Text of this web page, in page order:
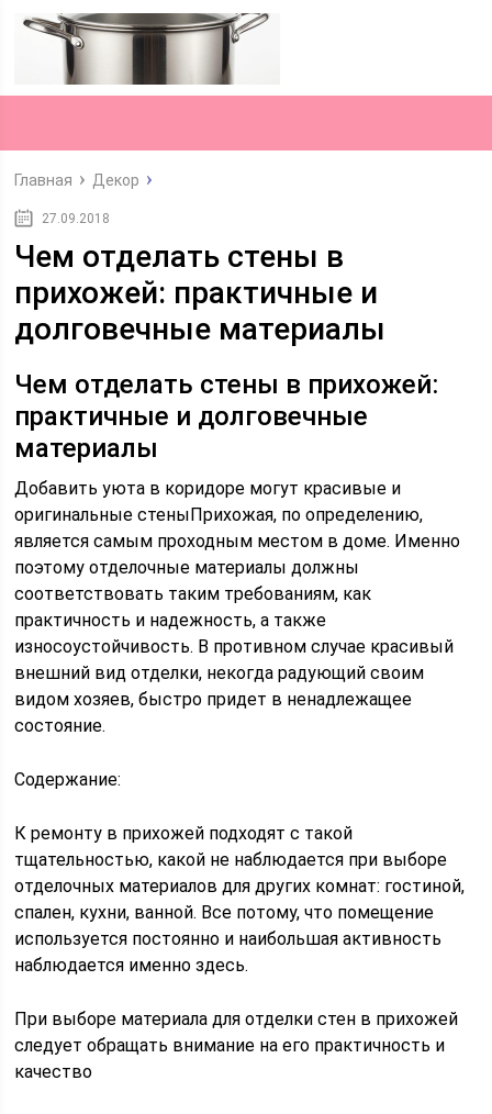
Главная Декор
27.09.2018
Чем отделать стены в
прихожей: практичные и
долговечные материалы
Чем отделать стены в прихожей:
практичные и долговечные
материалы
Добавить уюта в коридоре могут красивые и
оригинальные стеныПрихожая, по определению,
является самым проходным местом в доме. Именно
поэтому отделочные материалы должны
соответствовать таким требованиям, как
практичность и надежность, а также
износоустойчивость. В противном случае красивый
внешний вид отделки, некогда радующий своим
видом хозяев, быстро придет в ненадлежащее
состояние.
Содержание:
К ремонту в прихожей подходят с такой
тщательностью, какой не наблюдается при выборе
отделочных материалов для других комнат: гостиной,
спален, кухни, ванной. Все потому, что помещение
используется постоянно и наибольшая активность
наблюдается именно здесь.
При выборе материала для отделки стен в прихожей
следует обращать внимание на его практичность и
качество